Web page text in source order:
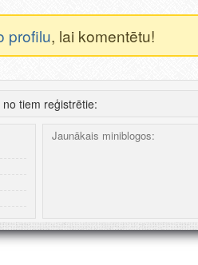
profilu, lai komentētu!
tiem reģistrētie:
Jaunākais miniblogos: